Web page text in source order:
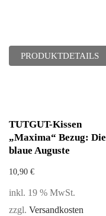
PRODUKTDETAILS
TUTGUT-Kissen
„Maxima“ Bezug: Die
blaue Auguste
10,90 €
inkl. 19 % MwSt.
zzgl. Versandkosten